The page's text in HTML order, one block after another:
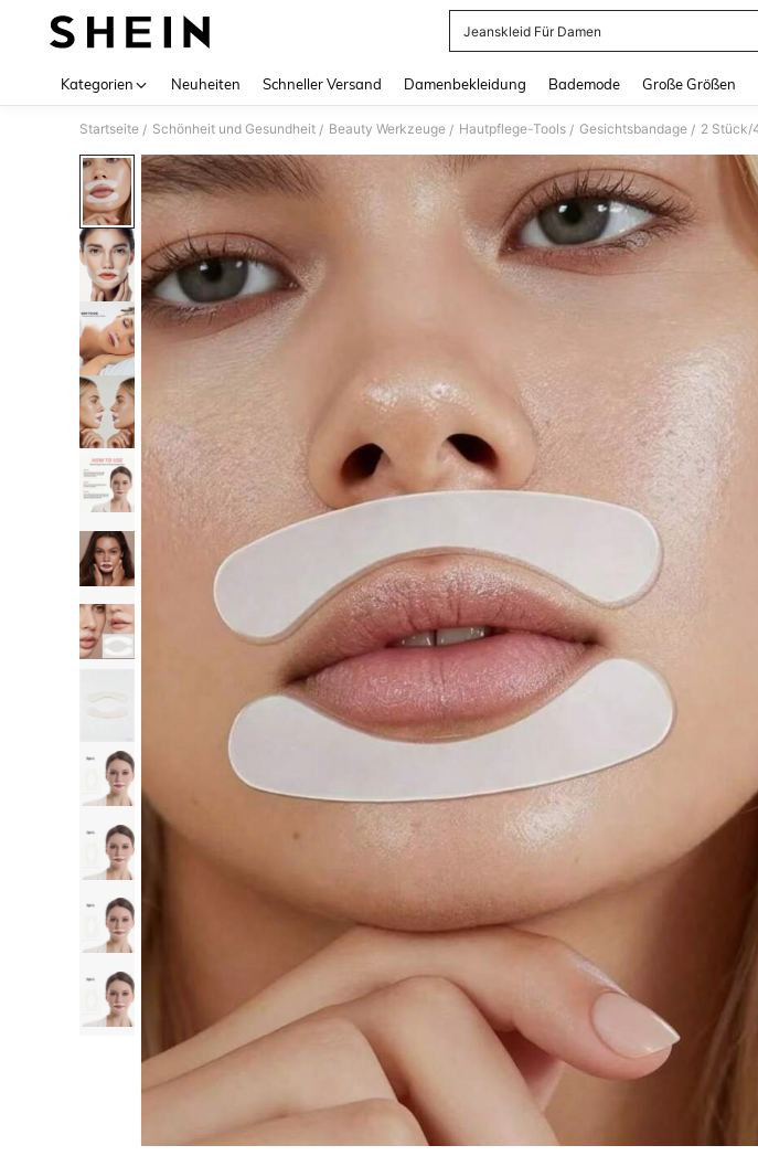
Jeanskleid Für Damen
Kategorien Neuheiten Schneller Versand Damenbekleidung Bademode Große Größen
Startseite / Schönheit und Gesundheit / Beauty Werkzeuge / Hautpflege-Tools / Gesichtsbandage /